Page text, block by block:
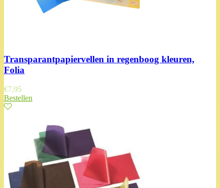
Transparantpapiervellen in regenboog kleuren,
Folia
€7,95
Bestellen